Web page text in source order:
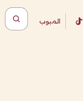
المبوب